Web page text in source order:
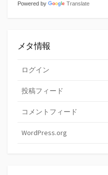
Powered by Translate
メタ情報
ログイン
投稿フィード
コメントフィード
WordPress.org